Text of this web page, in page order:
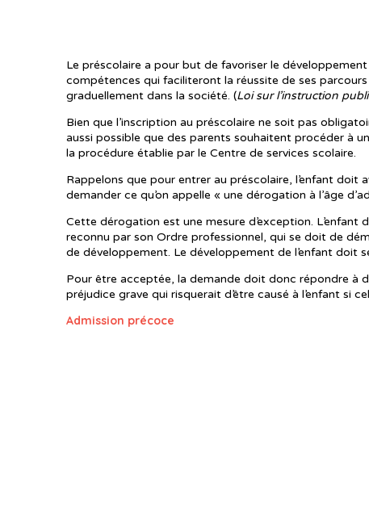
Le préscolaire a pour but de favoriser le
compétences qui faciliteront la réussite de ses
graduellement dans la société. (Loi sur l’instruction
Bien que l’inscription au préscolaire ne soit pas
aussi possible que des parents souhaitent procéder à
la procédure établie par le Centre de services scolaire.
Rappelons que pour entrer au préscolaire, l’enfant doit
demander ce qu’on appelle « une dérogation à l’âge
Cette dérogation est une mesure d’exception.
reconnu par son Ordre professionnel, qui se doit de
de développement. Le développement de l’enfant doit
Pour être acceptée, la demande doit donc répondre à
préjudice grave qui risquerait d’être causé à l’enfant si
Admission précoce